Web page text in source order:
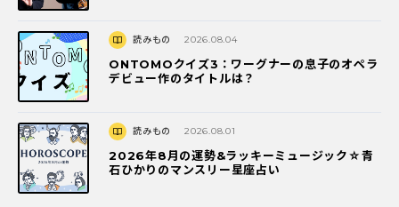
読みもの 2026.08.04
ONTOMOクイズ3：ワーグナーの息子のオペラ
デビュー作のタイトルは？
読みもの 2026.08.01
2026年8月の運勢&ラッキーミュージック☆青
石ひかりのマンスリー星座占い